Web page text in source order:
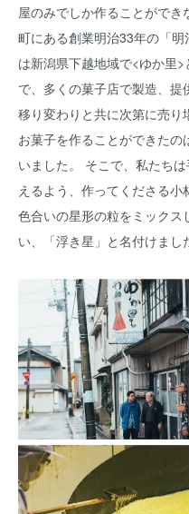
屋のみでしか作ることがで
町にある創業明治33年の「
は新潟県下越地域で<ゆか里
で、多くの菓子店で製造、
移り変わりと共に次第に売
お菓子を作ることができた
いました。 そこで、私たち
えるよう、作ってくださる
色合いの星形の粒をミックス
い、「浮き星」と名付けまし